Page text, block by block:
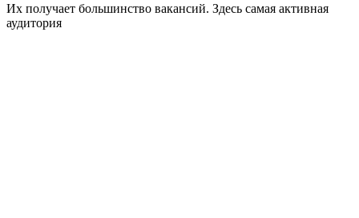
Их получает большинство вакансий. Здесь самая активная
аудитория